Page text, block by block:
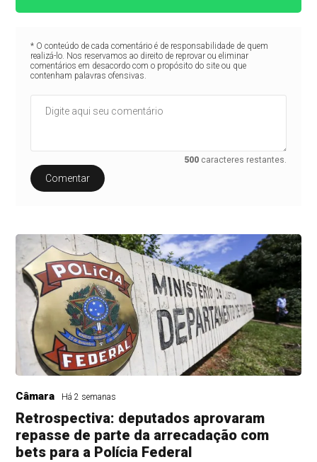
* O conteúdo de cada comentário é de responsabilidade de quem
realizá-lo. Nos reservamos ao direito de reprovar ou eliminar
comentários em desacordo com o propósito do site ou que
contenham palavras ofensivas.
500 caracteres restantes.
Comentar
Câmara Há 2 semanas
Retrospectiva: deputados aprovaram
repasse de parte da arrecadação com
bets para a Polícia Federal